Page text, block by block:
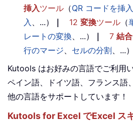
挿入ツール （QR コードを挿入
入 、...） ｜ 12 変換ツール （
レートの変換、...） ｜ 7 結
行のマージ、 セルの分割、...）
Kutools はお好みの言語でご利用
ペイン語、ドイツ語、フランス語
他の言語をサポートしています！
Kutools for Excel でExcel ス